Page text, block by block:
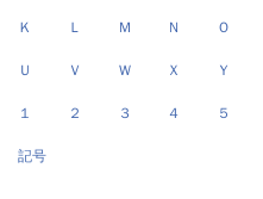
Ｋ Ｌ Ｍ Ｎ Ｏ
Ｕ Ｖ Ｗ Ｘ Ｙ
１ ２ ３ ４ ５
記号